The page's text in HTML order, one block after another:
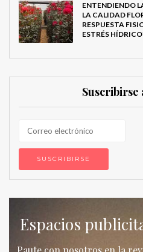
ENTENDIENDO
LA CALIDAD
RESPUESTA
ESTRÉS
Suscribirse
Espacios